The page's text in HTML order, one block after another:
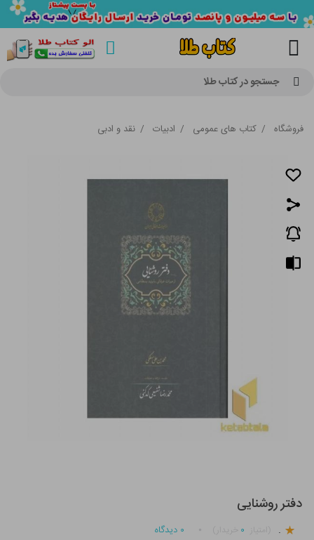
جستجو در کتاب طلا
فروشگاه / کتاب های عمومی / ادبیات / نقد و ادبی
دفتر روشنایی
. ۰ ۰ دیدگاه